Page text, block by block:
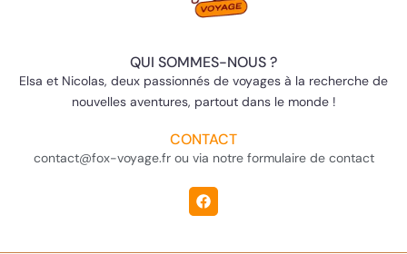
QUI SOMMES-NOUS ?
Elsa et Nicolas, deux passionnés de voyages à la recherche de
nouvelles aventures, partout dans le monde !
CONTACT
contact@fox-voyage.fr ou via notre formulaire de contact